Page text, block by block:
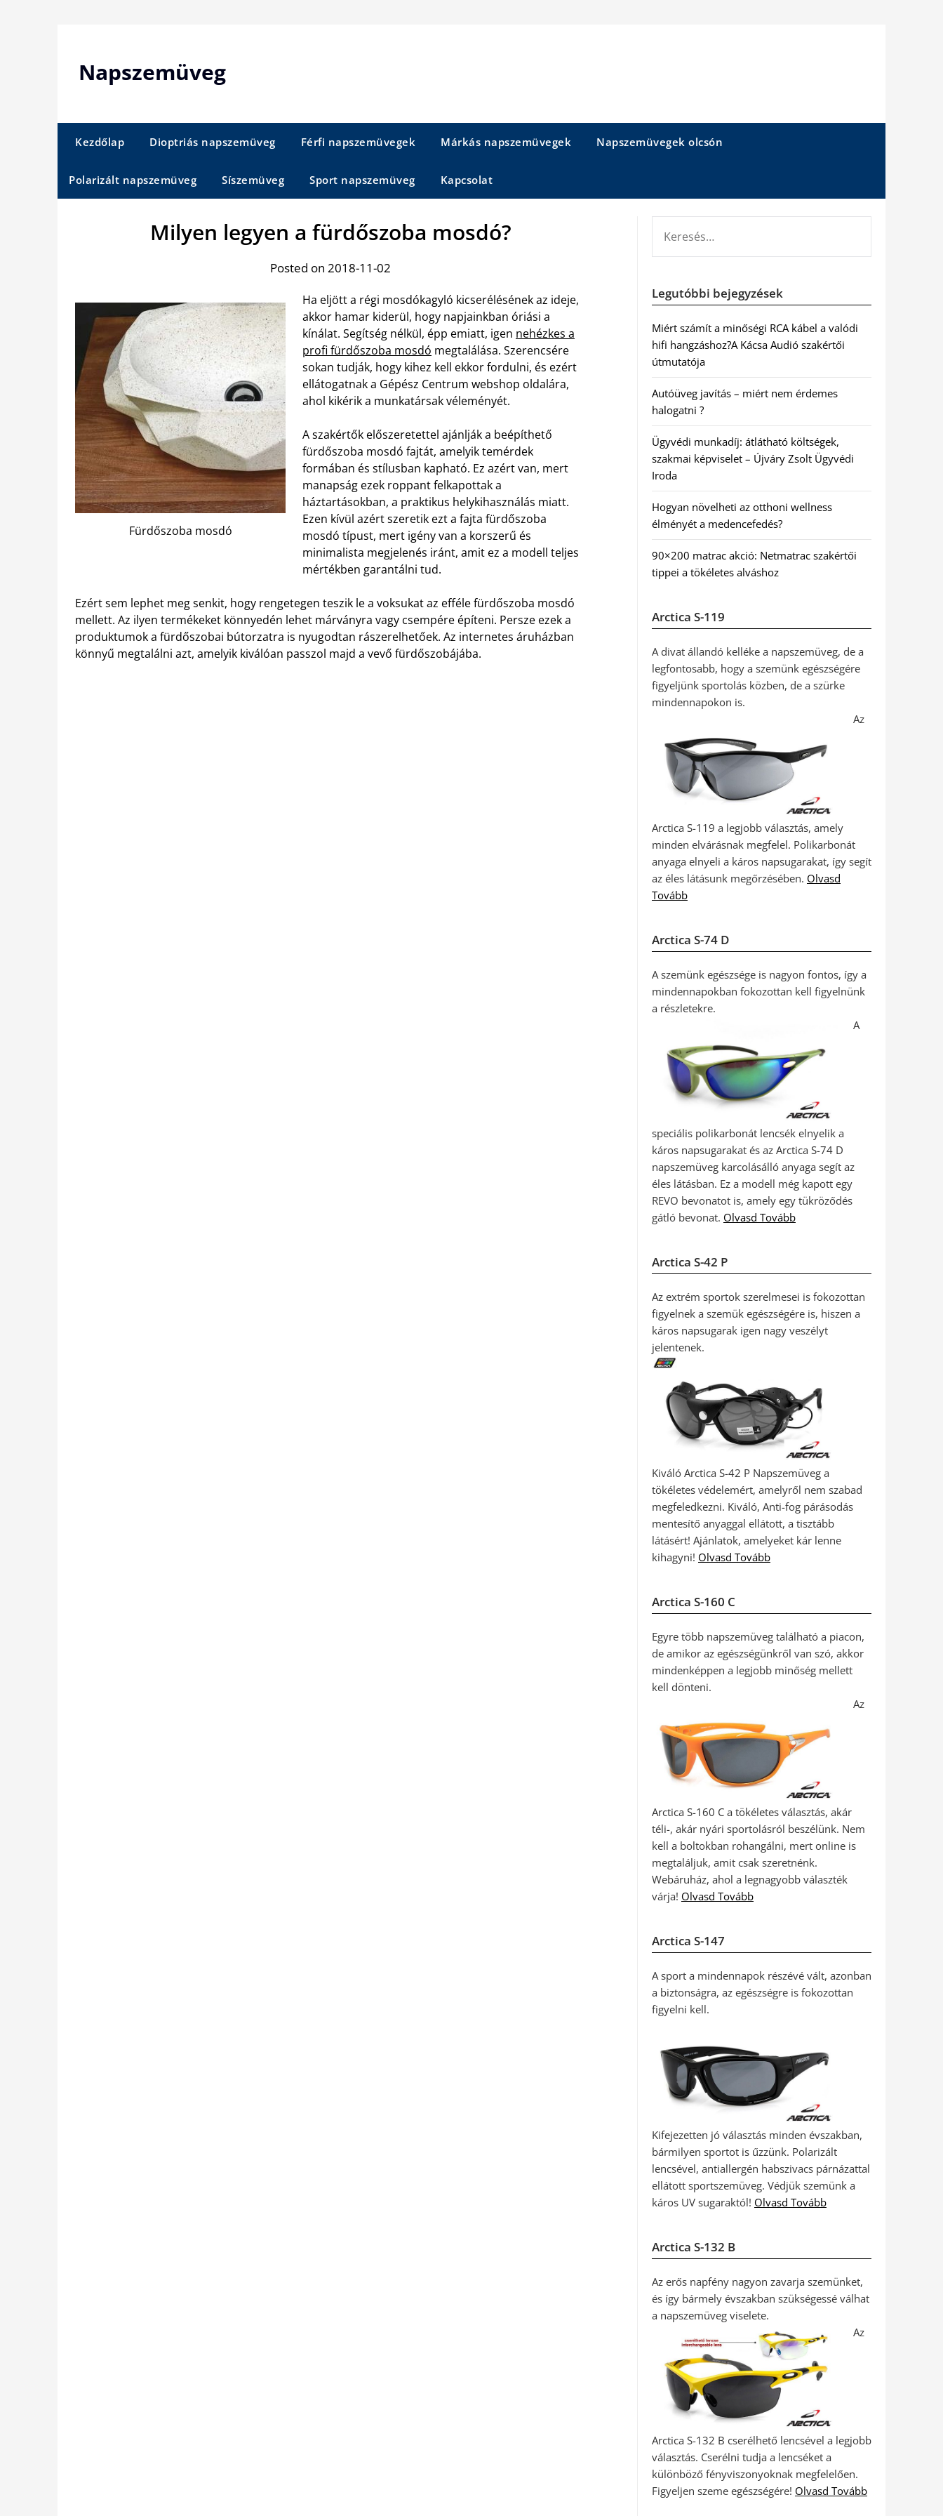
Napszemüveg
Kezdőlap Dioptriás napszemüveg Férfi napszemüvegek Márkás napszemüvegek Napszemüvegek olcsón
Polarizált napszemüveg Síszemüveg Sport napszemüveg Kapcsolat
Milyen legyen a fürdőszoba mosdó?
Posted on 2018-11-02
Fürdőszoba mosdó
Ha eljött a régi mosdókagyló kicserélésének az ideje,
akkor hamar kiderül, hogy napjainkban óriási a
kínálat. Segítség nélkül, épp emiatt, igen nehézkes a
profi fürdőszoba mosdó megtalálása. Szerencsére
sokan tudják, hogy kihez kell ekkor fordulni, és ezért
ellátogatnak a Gépész Centrum webshop oldalára,
ahol kikérik a munkatársak véleményét.
A szakértők előszeretettel ajánlják a beépíthető
fürdőszoba mosdó fajtát, amelyik temérdek
formában és stílusban kapható. Ez azért van, mert
manapság ezek roppant felkapottak a
háztartásokban, a praktikus helykihasználás miatt.
Ezen kívül azért szeretik ezt a fajta fürdőszoba
mosdó típust, mert igény van a korszerű és
minimalista megjelenés iránt, amit ez a modell teljes
mértékben garantálni tud.
Ezért sem lephet meg senkit, hogy rengetegen teszik le a voksukat az efféle fürdőszoba mosdó
mellett. Az ilyen termékeket könnyedén lehet márványra vagy csempére építeni. Persze ezek a
produktumok a fürdőszobai bútorzatra is nyugodtan rászerelhetőek. Az internetes áruházban
könnyű megtalálni azt, amelyik kiválóan passzol majd a vevő fürdőszobájába.
Legutóbbi bejegyzések
Miért számít a minőségi RCA kábel a valódi
hifi hangzáshoz?A Kácsa Audió szakértői
útmutatója
Autóüveg javítás – miért nem érdemes
halogatni ?
Ügyvédi munkadíj: átlátható költségek,
szakmai képviselet – Újváry Zsolt Ügyvédi
Iroda
Hogyan növelheti az otthoni wellness
élményét a medencefedés?
90×200 matrac akció: Netmatrac szakértői
tippei a tökéletes alváshoz
Arctica S-119
A divat állandó kelléke a napszemüveg, de a
legfontosabb, hogy a szemünk egészségére
figyeljünk sportolás közben, de a szürke
mindennapokon is.
Az
Arctica S-119 a legjobb választás, amely
minden elvárásnak megfelel. Polikarbonát
anyaga elnyeli a káros napsugarakat, így segít
az éles látásunk megőrzésében. Olvasd
Tovább
Arctica S-74 D
A szemünk egészsége is nagyon fontos, így a
mindennapokban fokozottan kell figyelnünk
a részletekre.
A
speciális polikarbonát lencsék elnyelik a
káros napsugarakat és az Arctica S-74 D
napszemüveg karcolásálló anyaga segít az
éles látásban. Ez a modell még kapott egy
REVO bevonatot is, amely egy tükröződés
gátló bevonat. Olvasd Tovább
Arctica S-42 P
Az extrém sportok szerelmesei is fokozottan
figyelnek a szemük egészségére is, hiszen a
káros napsugarak igen nagy veszélyt
jelentenek.
Kiváló Arctica S-42 P Napszemüveg a
tökéletes védelemért, amelyről nem szabad
megfeledkezni. Kiváló, Anti-fog párásodás
mentesítő anyaggal ellátott, a tisztább
látásért! Ajánlatok, amelyeket kár lenne
kihagyni! Olvasd Tovább
Arctica S-160 C
Egyre több napszemüveg található a piacon,
de amikor az egészségünkről van szó, akkor
mindenképpen a legjobb minőség mellett
kell dönteni.
Az
Arctica S-160 C a tökéletes választás, akár
téli-, akár nyári sportolásról beszélünk. Nem
kell a boltokban rohangálni, mert online is
megtaláljuk, amit csak szeretnénk.
Webáruház, ahol a legnagyobb választék
várja! Olvasd Tovább
Arctica S-147
A sport a mindennapok részévé vált, azonban
a biztonságra, az egészségre is fokozottan
figyelni kell.
Kifejezetten jó választás minden évszakban,
bármilyen sportot is űzzünk. Polarizált
lencsével, antiallergén habszivacs párnázattal
ellátott sportszemüveg. Védjük szemünk a
káros UV sugaraktól! Olvasd Tovább
Arctica S-132 B
Az erős napfény nagyon zavarja szemünket,
és így bármely évszakban szükségessé válhat
a napszemüveg viselete.
Az
Arctica S-132 B cserélhető lencsével a legjobb
választás. Cserélni tudja a lencséket a
különböző fényviszonyoknak megfelelően.
Figyeljen szeme egészségére! Olvasd Tovább